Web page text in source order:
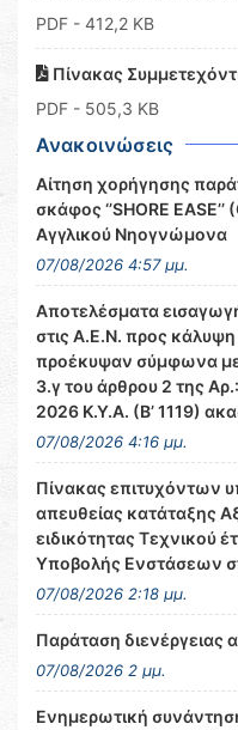
PDF - 412,2 KB
Πίνακας
PDF - 505,3 KB
Ανακοινώσεις
Αίτηση χορήγησης
σκάφος ‘’SHORE
Αγγλικού Νηογνώμονα
07/08/2026 4:57 μμ.
Αποτελέσματα
στις Α.Ε.Ν. προς
προέκυψαν σύμφωνα με
3.γ του άρθρου 2 της
2026 Κ.Υ.Α. (Β’ 1119)
07/08/2026 4:16 μμ.
Πίνακας επιτυχόντων
απευθείας κατάταξης
ειδικότητας Τεχνικού
Υποβολής Ενστάσεων
07/08/2026 2:18 μμ.
Παράταση διενέργειας
07/08/2026 2 μμ.
Ενημερωτική